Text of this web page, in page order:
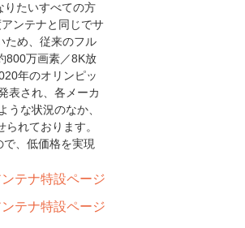
りたいすべての方
ンテナと同じでサ
ため、従来のフル
800万画素／8K放
年のオリンピッ
表され、各メーカ
な状況のなか、
れております。
、低価格を実現
テナ特設ページ
テナ特設ページ